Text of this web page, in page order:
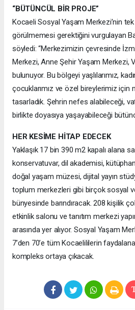
“BÜTÜNCÜL BİR PROJE”
Kocaeli Sosyal Yaşam Merkezi’nin
görülmemesi gerektiğini vurgulayan
söyledi: “Merkezimizin çevresinde
Merkezi, Anne Şehir Yaşam Merkezi,
bulunuyor. Bu bölgeyi yaşlılarımız,
çocuklarımız ve özel bireylerimiz için
tasarladık. Şehrin nefes alabileceği,
birlikte doyasıya yaşayabileceği
HER KESİME HİTAP EDECEK
Yaklaşık 17 bin 390 m2 kapalı alana
konservatuvar, dil akademisi,
doğal yaşam müzesi, dijital yayın
toplum merkezleri gibi birçok sosyal
bünyesinde barındıracak. 208 kişilik
etkinlik salonu ve tanıtım merkezi
arasında yer alıyor. Sosyal Yaşam
7’den 70’e tüm Kocaelililerin
kompleks ortaya çıkacak.